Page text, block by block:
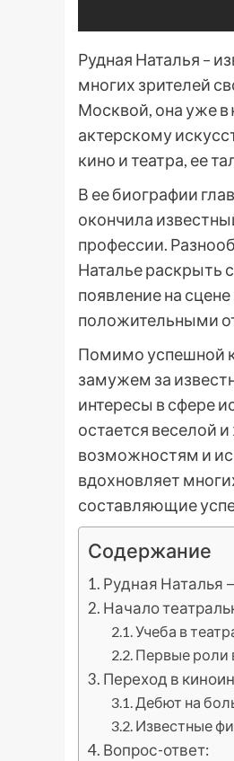
Рудная Наталья –
многих зрителей
Москвой, она уже в
актерскому
кино и театра, ее
В ее биографии
окончила
профессии.
Наталье раскрыть
появление на
положительными
Помимо успешной
замужем за
интересы в сфере
остается веселой
возможностям и
вдохновляет
составляющие
Содержание
Рудная Наталья
Начало
Учеба в
Первые роли
Переход в
Дебют на
Известные
Вопрос-ответ: